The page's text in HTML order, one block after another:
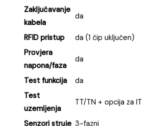
Zaključavanje
kabela
da
RFID pristup da (1 čip uključen)
Provjera
napona/faza
da
Test funkcija da
Test
uzemljenja
TT/TN + opcija za IT
Senzori struje 3-fazni